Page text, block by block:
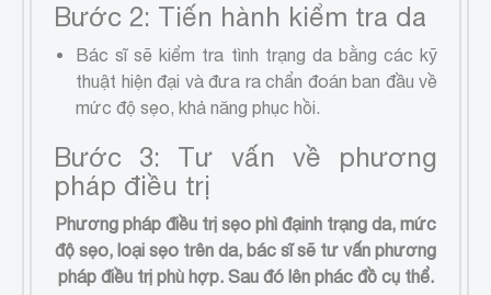
Bước 2: Tiến hành kiểm tra da
Bác sĩ sẽ kiểm tra tình trạng da bằng các kỹ
thuật hiện đại và đưa ra chẩn đoán ban đầu về
mức độ sẹo, khả năng phục hồi.
Bước 3: Tư vấn về phương
pháp điều trị
Phương pháp điều trị sẹo phì đạinh trạng da, mức
độ sẹo, loại sẹo trên da, bác sĩ sẽ tư vấn phương
pháp điều trị phù hợp. Sau đó lên phác đồ cụ thể.